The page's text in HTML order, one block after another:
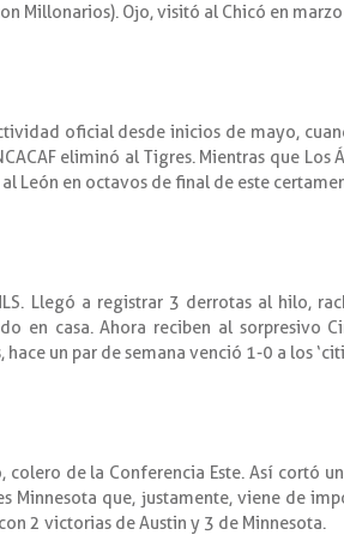
Millonarios). Ojo, visitó al Chicó en
oficial desde inicios de mayo,
eliminó al Tigres. Mientras que Los
León en octavos de final de este
Llegó a registrar 3 derrotas al hilo,
en casa. Ahora reciben al sorpresivo
un par de semana venció 1-0 a los
de la Conferencia Este. Así cortó
Minnesota que, justamente, viene de
2 victorias de Austin y 3 de Minnesota.